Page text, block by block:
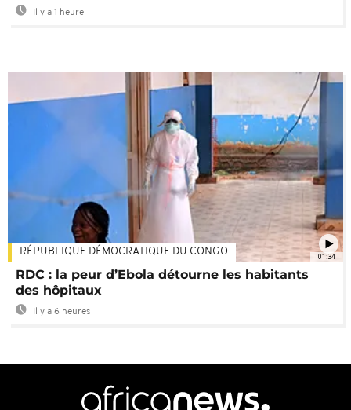
Il y a 1 heure
01:34
RÉPUBLIQUE DÉMOCRATIQUE DU CONGO
RDC : la peur d’Ebola détourne les habitants
des hôpitaux
Il y a 6 heures